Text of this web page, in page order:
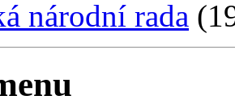
národní rada